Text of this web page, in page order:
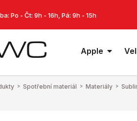
Po - Čt: 9h - 16h, Pá: 9h - 15h
Apple
> Spotřební materiál > Materiály >